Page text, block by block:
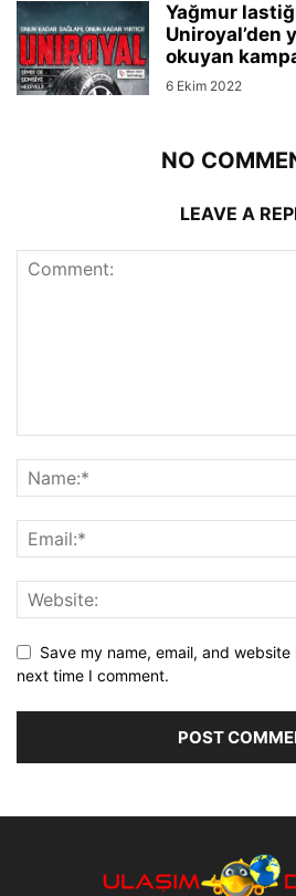
Yağmur
Uniroyal’den
okuyan
6 Ekim 2022
NO
LEAVE A
Save my name, email, and
next time I comment.